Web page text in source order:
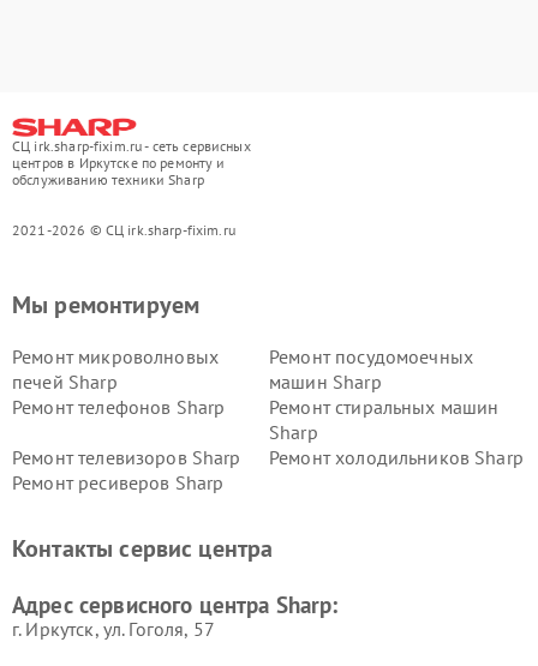
СЦ irk.sharp-fixim.ru - сеть сервисных
центров в Иркутске по ремонту и
обслуживанию техники Sharp
2021-2026 © СЦ irk.sharp-fixim.ru
Мы ремонтируем
Ремонт микроволновых
печей Sharp
Ремонт посудомоечных
машин Sharp
Ремонт телефонов Sharp
Ремонт стиральных машин
Sharp
Ремонт телевизоров Sharp
Ремонт холодильников Sharp
Ремонт ресиверов Sharp
Контакты сервис центра
Адрес сервисного центра Sharp:
г. Иркутск, ул. ​Гоголя, 57